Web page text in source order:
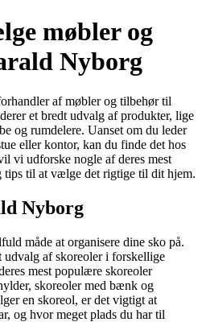
møbler og
Nyborg
af møbler og tilbehør til
et bredt udvalg af produkter, lige
og rumdelere. Uanset om du leder
eller kontor, kan du finde det hos
vi udforske nogle af deres mest
til at vælge det rigtige til dit hjem.
Nyborg
måde at organisere dine sko på.
af skoreoler i forskellige
mest populære skoreoler
skoreoler med bænk og
en skoreol, er det vigtigt at
og hvor meget plads du har til